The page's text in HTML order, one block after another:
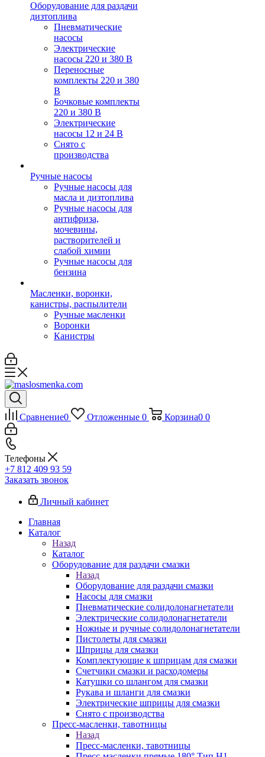
Оборудование для раздачи
дизтоплива
Пневматические
насосы
Электрические
насосы 220 и 380 В
Переносные
комплекты 220 и 380
В
Бочковые комплекты
220 и 380 В
Электрические
насосы 12 и 24 В
Снято с
производства
Ручные насосы
Ручные насосы для
масла и дизтоплива
Ручные насосы для
антифриза,
мочевины,
растворителей и
слабой химии
Ручные насосы для
бензина
Масленки, воронки,
канистры, распылители
Ручные масленки
Воронки
Канистры
Сравнение0 Отложенные 0 Корзина0 0
Телефоны
+7 812 409 93 59
Заказать звонок
Личный кабинет
Главная
Каталог
Назад
Каталог
Оборудование для раздачи смазки
Назад
Оборудование для раздачи смазки
Насосы для смазки
Пневматические солидолонагнетатели
Электрические солидолонагнетатели
Ножные и ручные солидолонагнетатели
Пистолеты для смазки
Шприцы для смазки
Комплектующие к шприцам для смазки
Счетчики смазки и расходомеры
Катушки со шлангом для смазки
Рукава и шланги для смазки
Электрические шприцы для смазки
Снято с производства
Пресс-масленки, тавотницы
Назад
Пресс-масленки, тавотницы